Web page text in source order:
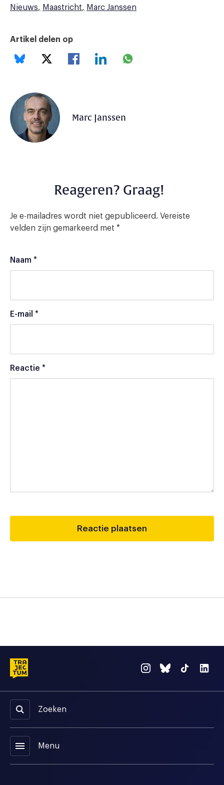
Nieuws
Maastricht Marc Janssen
Artikel delen op
Marc Janssen
Reageren? Graag!
Je e-mailadres wordt niet gepubliceerd. Vereiste
velden zijn gemarkeerd met *
Naam *
E-mail *
Reactie *
Zoeken
menu Menu